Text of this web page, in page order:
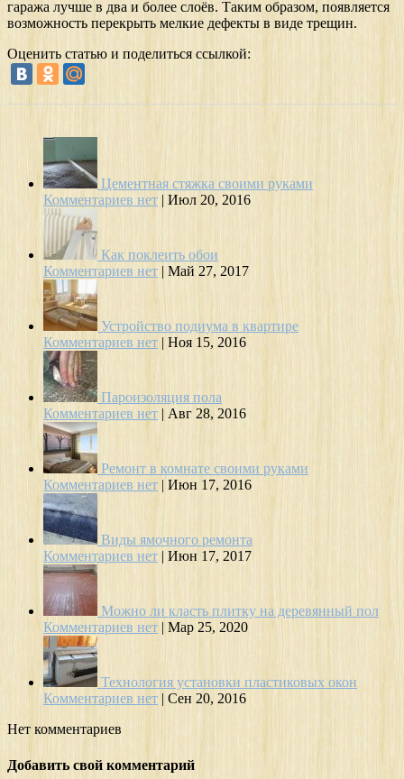
гаража лучше в два и более слоёв. Таким образом, появляется
возможность перекрыть мелкие дефекты в виде трещин.
Оценить статью и поделиться ссылкой:
Цементная стяжка своими руками
Комментариев нет | Июл 20, 2016
Как поклеить обои
Комментариев нет | Май 27, 2017
Устройство подиума в квартире
Комментариев нет | Ноя 15, 2016
Пароизоляция пола
Комментариев нет | Авг 28, 2016
Ремонт в комнате своими руками
Комментариев нет | Июн 17, 2016
Виды ямочного ремонта
Комментариев нет | Июн 17, 2017
Можно ли класть плитку на деревянный пол
Комментариев нет | Мар 25, 2020
Технология установки пластиковых окон
Комментариев нет | Сен 20, 2016
Нет комментариев
Добавить свой комментарий